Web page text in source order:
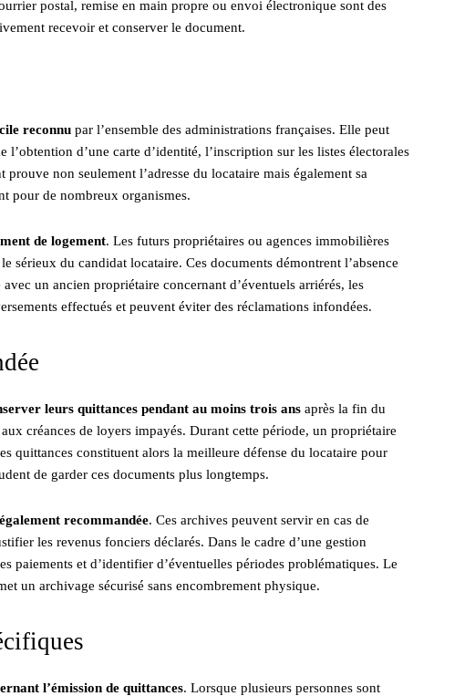
postal, remise en main propre ou envoi électronique sont des
recevoir et conserver le document.
reconnu par l’ensemble des administrations françaises. Elle peut
d’une carte d’identité, l’inscription sur les listes électorales
non seulement l’adresse du locataire mais également sa
pour de nombreux organismes.
de logement. Les futurs propriétaires ou agences immobilières
sérieux du candidat locataire. Ces documents démontrent l’absence
un ancien propriétaire concernant d’éventuels arriérés, les
effectués et peuvent éviter des réclamations infondées.
leurs quittances pendant au moins trois ans après la fin du
créances de loyers impayés. Durant cette période, un propriétaire
quittances constituent alors la meilleure défense du locataire pour
de garder ces documents plus longtemps.
recommandée. Ces archives peuvent servir en cas de
les revenus fonciers déclarés. Dans le cadre d’une gestion
paiements et d’identifier d’éventuelles périodes problématiques. Le
un archivage sécurisé sans encombrement physique.
l’émission de quittances. Lorsque plusieurs personnes sont